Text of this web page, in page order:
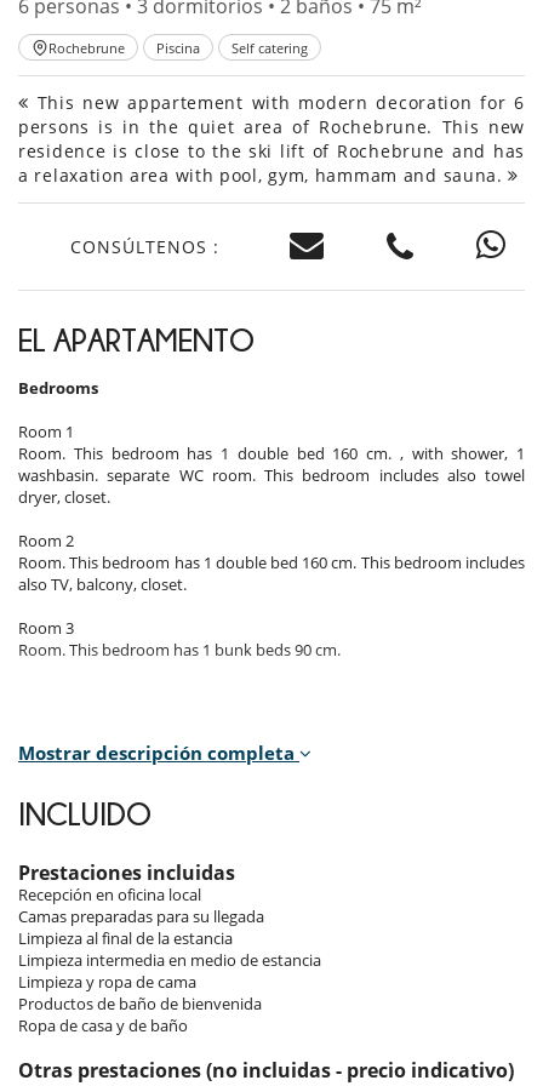
6 personas • 3 dormitorios • 2 baños • 75 m²
Rochebrune Piscina Self catering
This new appartement with modern decoration for 6
persons is in the quiet area of Rochebrune. This new
residence is close to the ski lift of Rochebrune and has
a relaxation area with pool, gym, hammam and sauna.
CONSÚLTENOS :
EL APARTAMENTO
Bedrooms
Room 1
Room. This bedroom has 1 double bed 160 cm. , with shower, 1
washbasin. separate WC room. This bedroom includes also towel
dryer, closet.
Room 2
Room. This bedroom has 1 double bed 160 cm. This bedroom includes
also TV, balcony, closet.
Room 3
Room. This bedroom has 1 bunk beds 90 cm.
Electrodoméstico
Cocina totalmente equipada
Frigorífico
Horno
Lavadora-secadora
Lavavajillas
Máquina de café Nespresso
Microondas
Tetera eléctrica
Tostadora
En el exterior
Mostrar descripción completa
INCLUIDO
Prestaciones incluidas
Recepción en oficina local
Camas preparadas para su llegada
Limpieza al final de la estancia
Limpieza intermedia en medio de estancia
Limpieza y ropa de cama
Productos de baño de bienvenida
Ropa de casa y de baño
Otras prestaciones (no incluidas - precio indicativo)